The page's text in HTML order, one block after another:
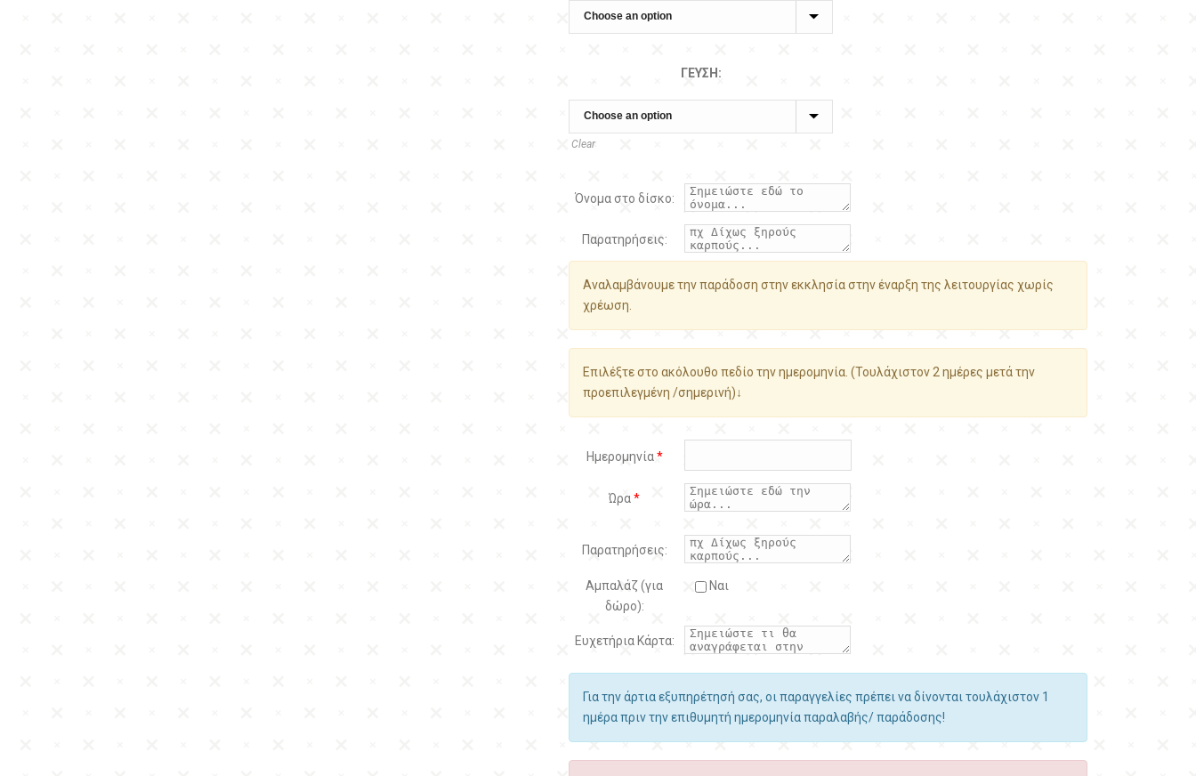
ΓΕΎΣΗ:
Clear
Όνομα στο δίσκο:
Παρατηρήσεις:
Αναλαμβάνουμε την παράδοση στην εκκλησία στην έναρξη της λειτουργίας χωρίς
χρέωση.
Επιλέξτε στο ακόλουθο πεδίο την ημερομηνία. (Τουλάχιστον 2 ημέρες μετά την
προεπιλεγμένη /σημερινή)↓
Ημερομηνία*
Ώρα*
Παρατηρήσεις:
Αμπαλάζ (για
δώρο):
Ναι
Ευχετήρια Κάρτα:
Για την άρτια εξυπηρέτησή σας, οι παραγγελίες πρέπει να δίνονται τουλάχιστον 1
ημέρα πριν την επιθυμητή ημερομηνία παραλαβής/ παράδοσης!